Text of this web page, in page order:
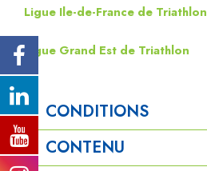
Ligue Ile-de-France de Triathlon
Ligue Grand Est de Triathlon
CONDITIONS
CONTENU